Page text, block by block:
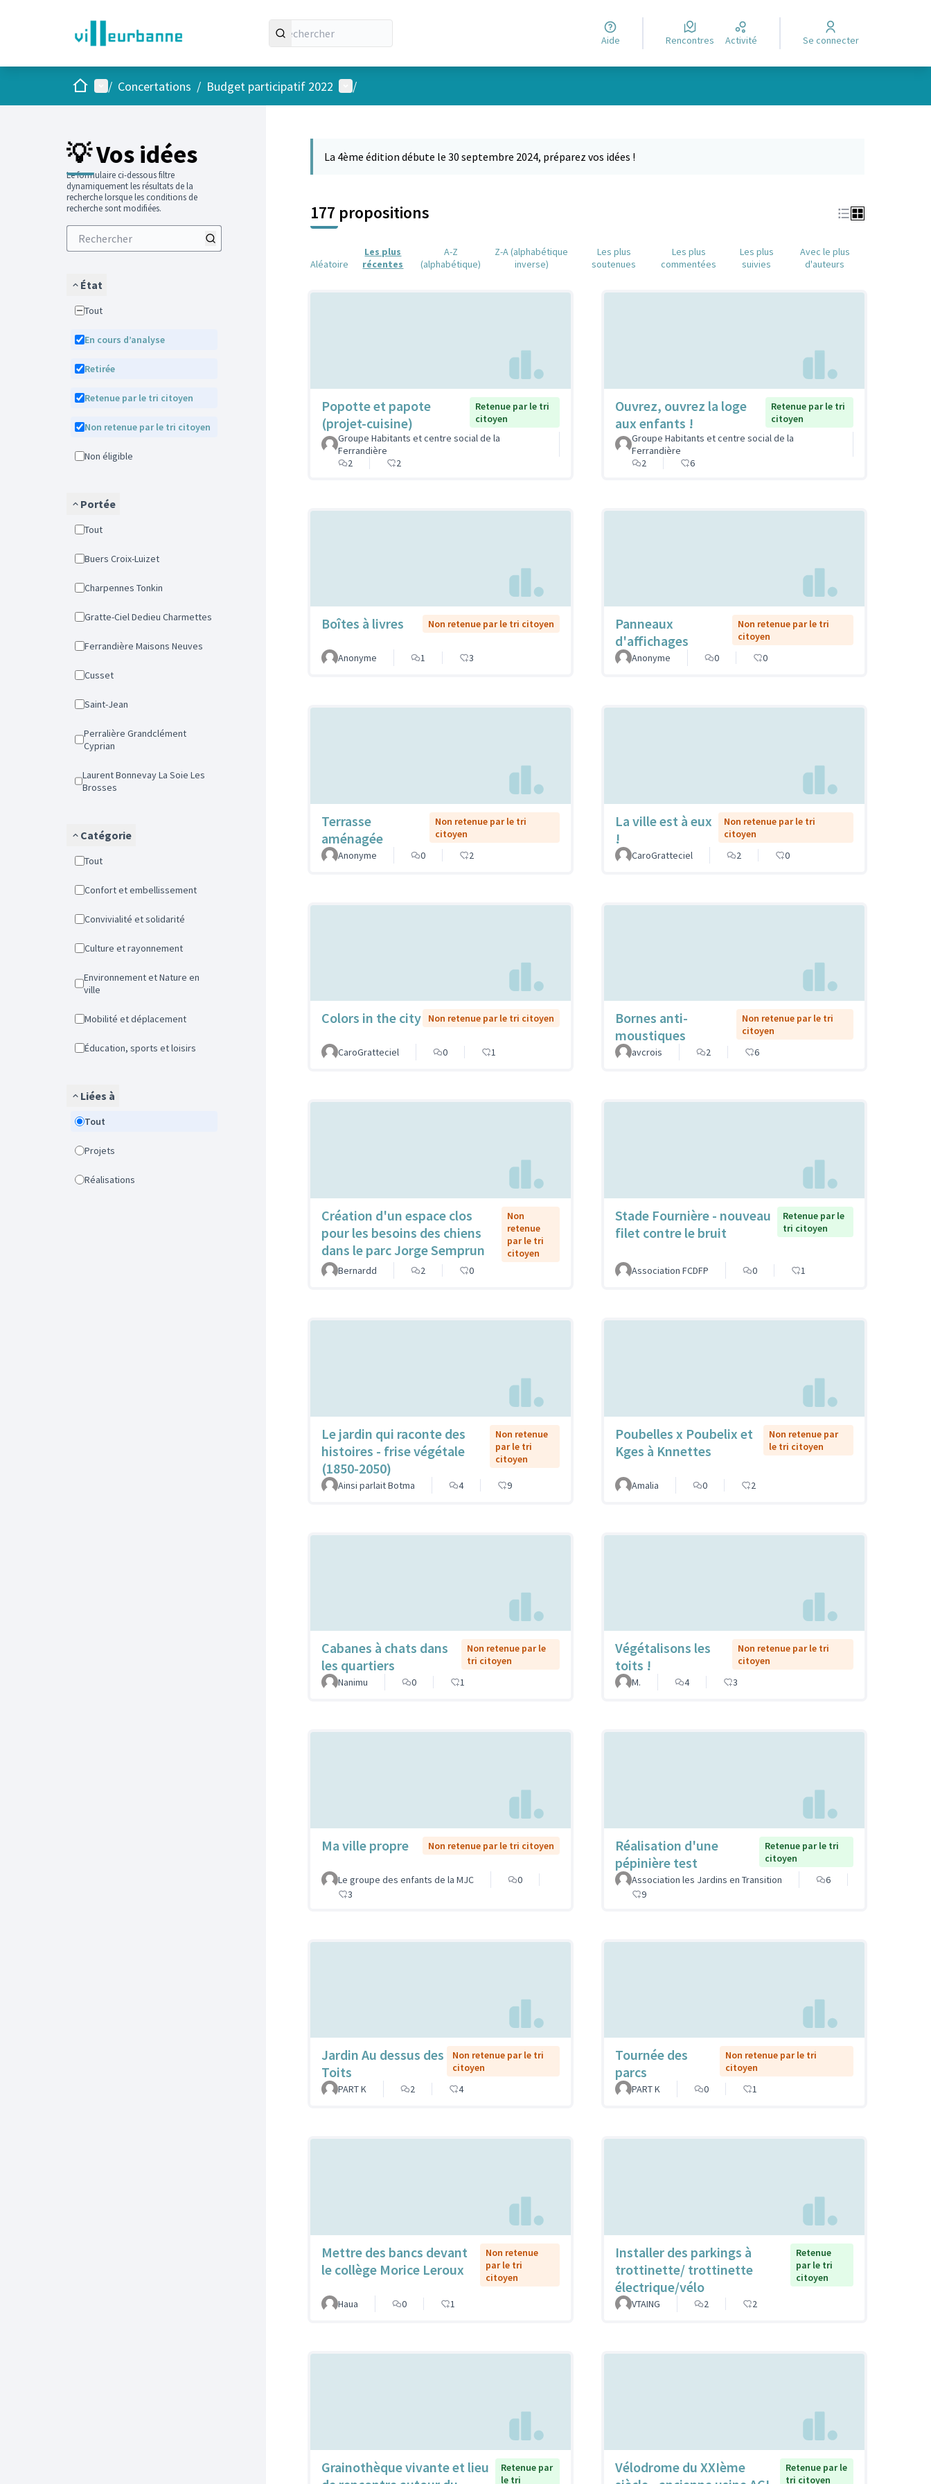
Aide Rencontres Activité Se connecter
AccueilMenu principal
/ Concertations / Budget participatif 2022 Menu utilisateur
/
💡 Vos idées
Le formulaire ci-dessous filtre
dynamiquement les résultats de la
recherche lorsque les conditions de
recherche sont modifiées.
État
Tout
En cours d’analyse
Retirée
Retenue par le tri citoyen
Non retenue par le tri citoyen
Non éligible
Portée
Tout
Buers Croix-Luizet
Charpennes Tonkin
Gratte-Ciel Dedieu Charmettes
Ferrandière Maisons Neuves
Cusset
Saint-Jean
Perralière Grandclément
Cyprian
Laurent Bonnevay La Soie Les
Brosses
Catégorie
Tout
Confort et embellissement
Convivialité et solidarité
Culture et rayonnement
Environnement et Nature en
ville
Mobilité et déplacement
Éducation, sports et loisirs
Liées à
Tout
Projets
Réalisations
La 4ème édition débute le 30 septembre 2024, préparez vos idées !
177 propositions
Aléatoire
Les plus
récentes
A-Z
(alphabétique)
Z-A (alphabétique
inverse)
Les plus
soutenues
Les plus
commentées
Les plus
suivies
Avec le plus
d'auteurs
Popotte et papote
(projet-cuisine)
Retenue par le tri
citoyen
Groupe Habitants et centre social de la
Ferrandière
2
2
Ouvrez, ouvrez la loge
aux enfants !
Retenue par le tri
citoyen
Groupe Habitants et centre social de la
Ferrandière
2
6
Boîtes à livres Non retenue par le tri citoyen
Anonyme 1 3
Panneaux
d'affichages
Non retenue par le tri
citoyen
Anonyme
0 0
Terrasse
aménagée
Non retenue par le tri
citoyen
Anonyme
0 2
La ville est à eux
!
Non retenue par le tri
citoyen
CaroGratteciel
2 0
Colors in the city Non retenue par le tri citoyen
CaroGratteciel 0 1
Bornes anti-
moustiques
Non retenue par le tri
citoyen
avcrois
2 6
Création d'un espace clos
pour les besoins des chiens
dans le parc Jorge Semprun
Non
retenue
par le tri
citoyen
Bernardd
2 0
Stade Fournière - nouveau
filet contre le bruit
Retenue par le
tri citoyen
Association FCDFP 0 1
Le jardin qui raconte des
histoires - frise végétale
(1850-2050)
Non retenue
par le tri
citoyen
Ainsi parlait Botma 4 9
Poubelles x Poubelix et
Kges à Knnettes
Non retenue par
le tri citoyen
Amalia 0 2
Cabanes à chats dans
les quartiers
Non retenue par le
tri citoyen
Nanimu
0 1
Végétalisons les
toits !
Non retenue par le tri
citoyen
M.
4 3
Ma ville propre Non retenue par le tri citoyen
Le groupe des enfants de la MJC
0
3
Réalisation d'une
pépinière test
Retenue par le tri
citoyen
Association les Jardins en Transition
6
9
Jardin Au dessus des
Toits
Non retenue par le tri
citoyen
PART K
2 4
Tournée des
parcs
Non retenue par le tri
citoyen
PART K
0 1
Mettre des bancs devant
le collège Morice Leroux
Non retenue
par le tri
citoyen
Haua 0 1
Installer des parkings à
trottinette/ trottinette
électrique/vélo
Retenue
par le tri
citoyen
VTAING 2 2
Grainothèque vivante et lieu
Retenue par
le tri
Vélodrome du XXIème
Retenue par le
tri citoyen